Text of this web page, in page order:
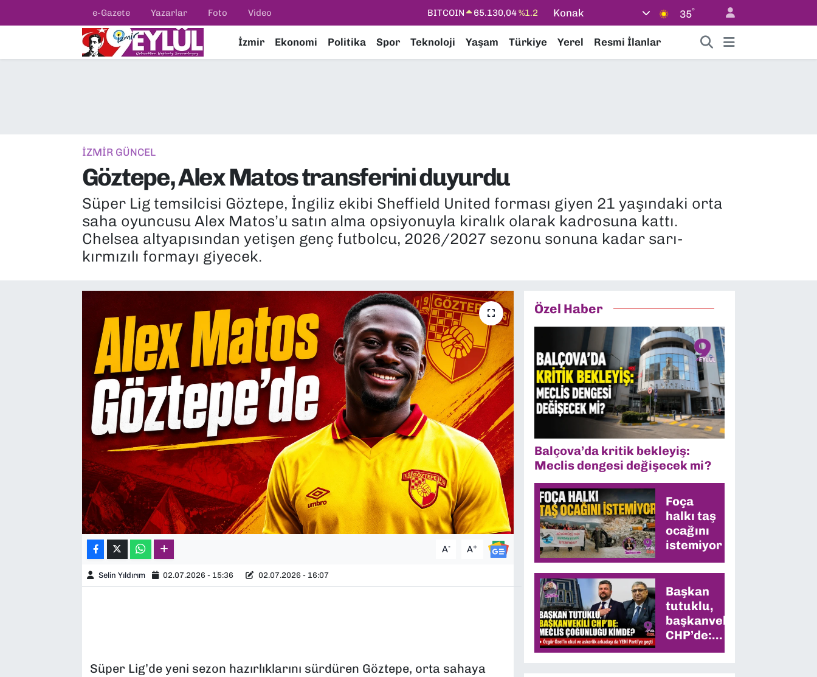
e-Gazete Yazarlar Foto Video DOLAR 47,7106%0.17
STERLİN
64,4046%0.35
Konak 35°
İzmir Ekonomi Politika Spor Teknoloji Yaşam Türkiye Yerel Resmi İlanlar
İZMİR GÜNCEL
Göztepe, Alex Matos transferini duyurdu
Süper Lig temsilcisi Göztepe, İngiliz ekibi Sheffield United forması giyen 21 yaşındaki orta
saha oyuncusu Alex Matos’u satın alma opsiyonuyla kiralık olarak kadrosuna kattı.
Chelsea altyapısından yetişen genç futbolcu, 2026/2027 sezonu sonuna kadar sarı-
kırmızılı formayı giyecek.
A- A+
Selin Yıldırım 02.07.2026 - 15:36 02.07.2026 - 16:07
Süper Lig’de yeni sezon hazırlıklarını sürdüren Göztepe, orta sahaya
Özel Haber
Balçova’da kritik bekleyiş:
Meclis dengesi değişecek mi?
Foça
halkı taş
ocağını
istemiyor
Başkan
tutuklu,
başkanvekili
CHP’de:
Meclis
Resmi İlanlar
EKONOMİ
KÜLTÜR SANAT
MAGAZİN
YEREL YÖNETİMLER
Konak Nöbetçi Eczaneler
Tüm Manşetler
Son Dakika Haberleri
Haber Arşivi